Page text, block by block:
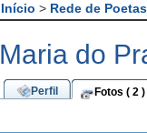
Início > Rede de Poetas
Maria do
Perfil Fotos ( 2 )